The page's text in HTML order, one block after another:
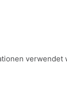
verwendet